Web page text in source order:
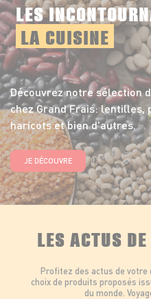
LES
LA CUISINE
Découvrez notre sélection
chez Grand Frais: lentilles,
haricots et bien d'autres.
JE DÉCOUVRE
LES ACTUS DE
Profitez des actus de votre
choix de produits proposés
du monde.